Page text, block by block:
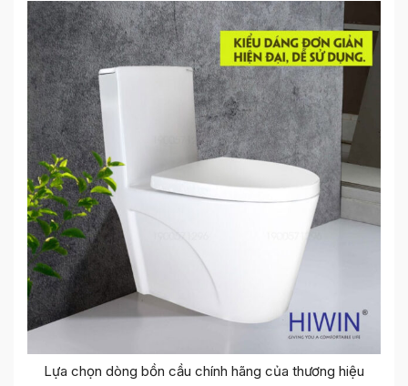
Lựa chọn dòng bồn cầu chính hãng của thương hiệu